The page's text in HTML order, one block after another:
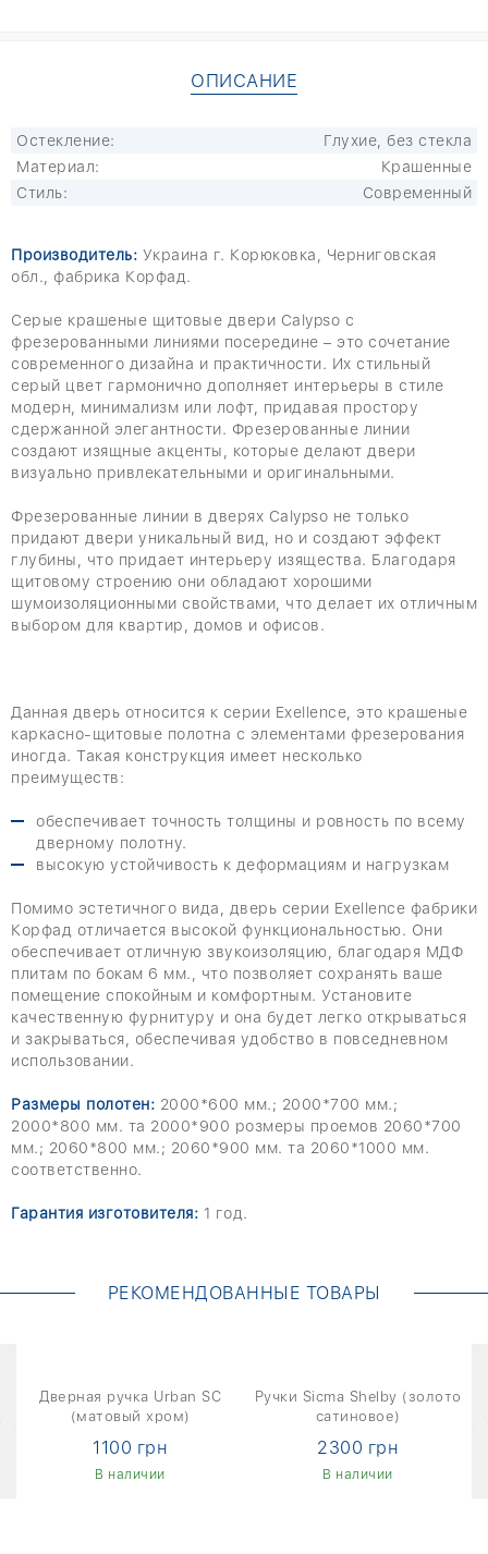
ОПИСАНИЕ
Остекление:
Глухие, без стекла
Материал:
Крашенные
Стиль:
Современный
Производитель: Украина г. Корюковка, Черниговская
обл., фабрика Корфад.
Серые крашеные щитовые двери Calypso с
фрезерованными линиями посередине – это сочетание
современного дизайна и практичности. Их стильный
серый цвет гармонично дополняет интерьеры в стиле
модерн, минимализм или лофт, придавая простору
сдержанной элегантности. Фрезерованные линии
создают изящные акценты, которые делают двери
визуально привлекательными и оригинальными.
Фрезерованные линии в дверях Calypso не только
придают двери уникальный вид, но и создают эффект
глубины, что придает интерьеру изящества. Благодаря
щитовому строению они обладают хорошими
шумоизоляционными свойствами, что делает их отличным
выбором для квартир, домов и офисов.
Данная дверь относится к серии Exellence, это крашеные
каркасно-щитовые полотна с элементами фрезерования
иногда. Такая конструкция имеет несколько
преимуществ:
обеспечивает точность толщины и ровность по всему
дверному полотну.
высокую устойчивость к деформациям и нагрузкам
Помимо эстетичного вида, дверь серии Exellence фабрики
Корфад отличается высокой функциональностью. Они
обеспечивает отличную звукоизоляцию, благодаря МДФ
плитам по бокам 6 мм., что позволяет сохранять ваше
помещение спокойным и комфортным. Установите
качественную фурнитуру и она будет легко открываться
и закрываться, обеспечивая удобство в повседневном
использовании.
Размеры полотен: 2000*600 мм.; 2000*700 мм.;
2000*800 мм. та 2000*900 розмеры проемов 2060*700
мм.; 2060*800 мм.; 2060*900 мм. та 2060*1000 мм.
соответственно.
Гарантия изготовителя: 1 год.
РЕКОМЕНДОВАННЫЕ ТОВАРЫ
Дверная ручка Urban SC
(матовый хром)
1100 грн
В наличии
Ручки Sicma Shelby (золото
сатиновое)
2300 грн
В наличии